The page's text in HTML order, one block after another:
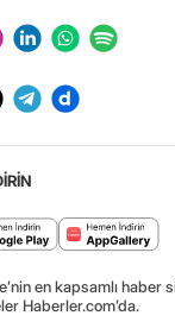
en kapsamlı haber
Haberler.com’da.